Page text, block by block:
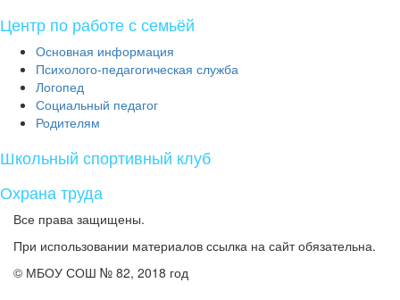
Центр по работе с семьёй
Основная информация
Психолого-педагогическая служба
Логопед
Социальный педагог
Родителям
Школьный спортивный клуб
Охрана труда
Все права защищены.
При использовании материалов ссылка на сайт обязательна.
© МБОУ СОШ № 82, 2018 год